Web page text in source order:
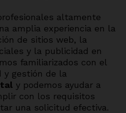
altamente
amplia experiencia en la
de sitios web, la
y la publicidad en
familiarizados con el
y gestión de la
y podemos ayudar a
con los requisitos
una solicitud efectiva.